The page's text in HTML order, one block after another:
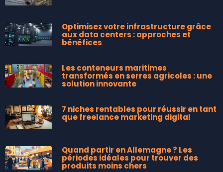
Optimisez votre infrastructure grâce
aux data centers : approches et
bénéfices
Les conteneurs maritimes
transformés en serres agricoles : une
solution innovante
7 niches rentables pour réussir en tant
que freelance marketing digital
Quand partir en Allemagne ? Les
périodes idéales pour trouver des
produits moins chers